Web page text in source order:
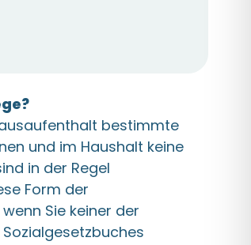
bestimmte
und im Haushalt keine
in der Regel
Form der
Sie keiner der